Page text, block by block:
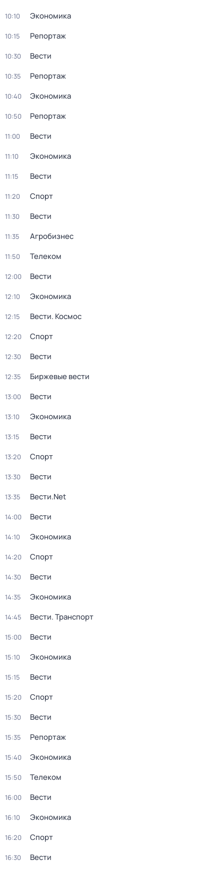
10:10 Экономика
10:15 Репортаж
10:30 Вести
10:35 Репортаж
10:40 Экономика
10:50 Репортаж
11:00 Вести
11:10 Экономика
11:15 Вести
11:20 Спорт
11:30 Вести
11:35 Агробизнес
11:50 Телеком
12:00 Вести
12:10 Экономика
12:15 Вести. Космос
12:20 Спорт
12:30 Вести
12:35 Биржевые вести
13:00 Вести
13:10 Экономика
13:15 Вести
13:20 Спорт
13:30 Вести
13:35 Вести.Net
14:00 Вести
14:10 Экономика
14:20 Спорт
14:30 Вести
14:35 Экономика
14:45 Вести. Транспорт
15:00 Вести
15:10 Экономика
15:15 Вести
15:20 Спорт
15:30 Вести
15:35 Репортаж
15:40 Экономика
15:50 Телеком
16:00 Вести
16:10 Экономика
16:20 Спорт
16:30 Вести